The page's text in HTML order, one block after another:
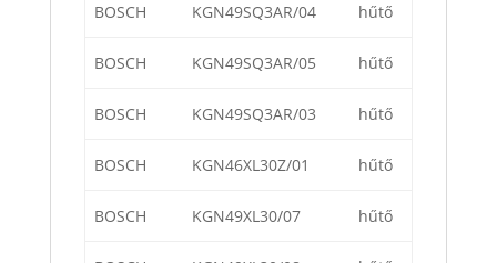
BOSCH KGN49SQ3AR/04 hűtő
BOSCH KGN49SQ3AR/05 hűtő
BOSCH KGN49SQ3AR/03 hűtő
BOSCH KGN46XL30Z/01 hűtő
BOSCH KGN49XL30/07 hűtő